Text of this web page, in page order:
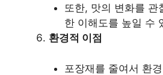
또한, 맛의 변화를 관
한 이해도를 높일 수
환경적 이점
포장재를 줄여서 환